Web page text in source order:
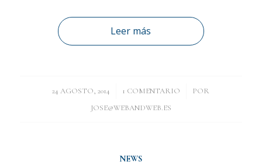
Leer más
24 AGOSTO, 2014
/ 1 COMENTARIO
/
POR
JOSE@WEBANDWEB.ES
NEWS